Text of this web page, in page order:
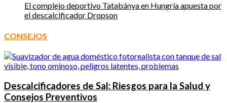
El complejo deportivo Tatabánya en Hungría apuesta por
el descalcificador Dropson
CONSEJOS
Descalcificadores de Sal: Riesgos para la Salud y
Consejos Preventivos